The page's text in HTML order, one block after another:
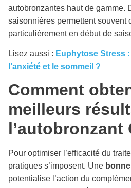
autobronzantes haut de gamme.
saisonnières permettent souvent
particulièrement en début de
Lisez aussi : Euphytose Stress
l’anxiété et le sommeil ?
Comment
meilleurs
l’autobronzant
Pour optimiser l’efficacité du
pratiques s’imposent. Une
potentialise l’action du